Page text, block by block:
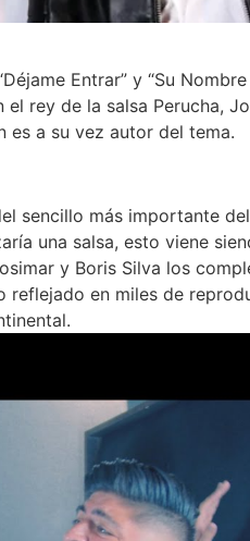
Entrar” y “Su
rey de la salsa Perucha,
es a su vez autor del tema.
sencillo más importante
una salsa, esto viene
y Boris Silva los
en miles de